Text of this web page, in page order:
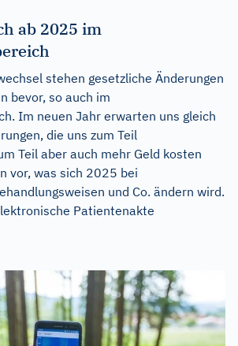
ab 2025 im
stehen gesetzliche Änderungen
bevor, so auch im
Im neuen Jahr erwarten uns gleich
die uns zum Teil
Teil aber auch mehr Geld kosten
vor, was sich 2025 bei
und Co. ändern wird.
Patientenakte